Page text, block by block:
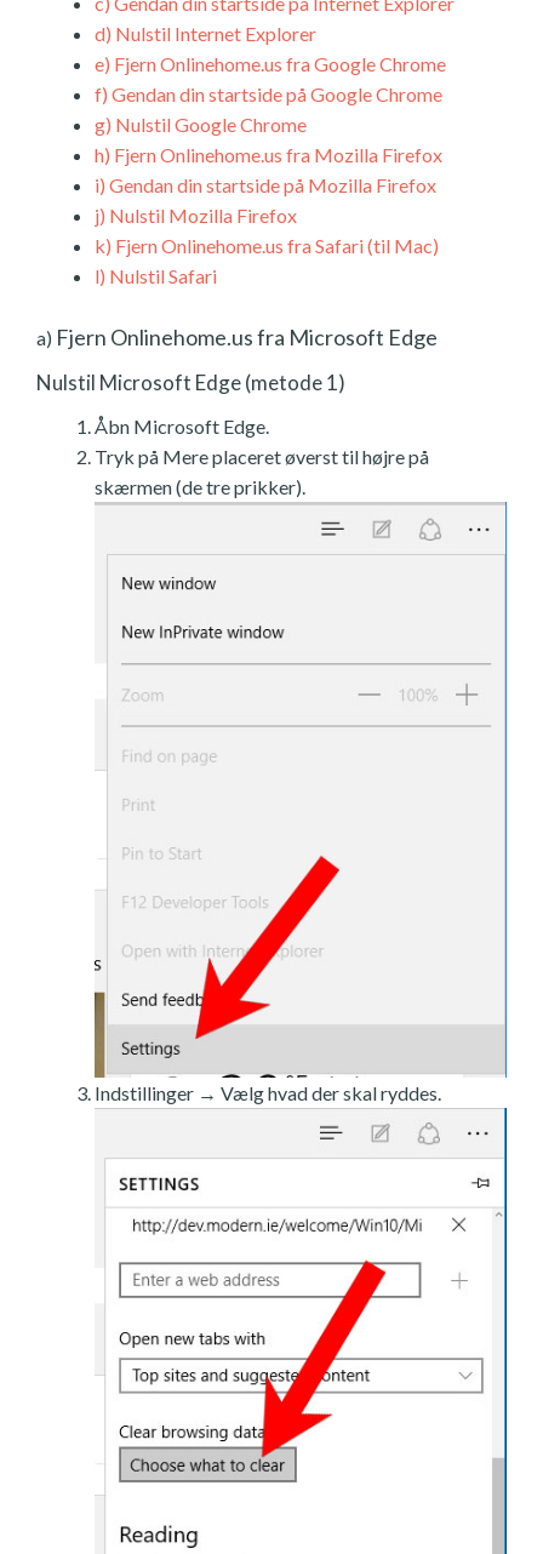
d) Nulstil Internet Explorer
e) Fjern Onlinehome.us fra Google Chrome
f) Gendan din startside på Google Chrome
g) Nulstil Google Chrome
h) Fjern Onlinehome.us fra Mozilla Firefox
i) Gendan din startside på Mozilla Firefox
j) Nulstil Mozilla Firefox
k) Fjern Onlinehome.us fra Safari (til Mac)
l) Nulstil Safari
a) Fjern Onlinehome.us fra Microsoft Edge
Nulstil Microsoft Edge (metode 1)
Åbn Microsoft Edge.
Tryk på Mere placeret øverst til højre på
skærmen (de tre prikker).
Indstillinger → Vælg hvad der skal ryddes.